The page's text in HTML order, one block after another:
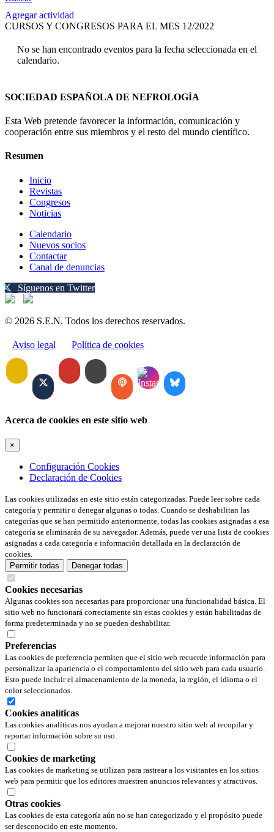
Agregar actividad
CURSOS Y CONGRESOS PARA EL MES 12/2022
No se han encontrado eventos para la fecha seleccionada en el
calendario.
SOCIEDAD ESPAÑOLA DE NEFROLOGÍA
Esta Web pretende favorecer la información, comunicación y
cooperación entre sus miembros y el resto del mundo científico.
Resumen
Inicio
Revistas
Congresos
Noticias
Calendario
Nuevos socios
Contactar
Canal de denuncias
Síguenos en Twitter
© 2026 S.E.N. Todos los derechos reservados.
Aviso legal Política de cookies
Acerca de cookies en este sitio web
×
Configuración Cookies
Declaración de Cookies
Las cookies utilizadas en este sitio están categorizadas. Puede leer sobre cada
categoría y permitir o denegar algunas o todas. Cuando se deshabilitan las
categorías que se han permitido anteriormente, todas las cookies asignadas a esa
categoría se eliminarán de su navegador. Además, puede ver una lista de cookies
asignadas a cada categoría e información detallada en la declaración de
cookies.
Permitir todas
Denegar todas
Cookies necesarias
Algunas cookies son necesarias para proporcionar una funcionalidad básica. El
sitio web no funcionará correctamente sin estas cookies y están habilitadas de
forma predeterminada y no se pueden deshabilitar.
Preferencias
Las cookies de preferencia permiten que el sitio web recuerde información para
personalizar la apariencia o el comportamiento del sitio web para cada usuario.
Esto puede incluir el almacenamiento de la moneda, la región, el idioma o el
color seleccionados.
Cookies analíticas
Las cookies analíticas nos ayudan a mejorar nuestro sitio web al recopilar y
reportar información sobre su uso.
Cookies de marketing
Las cookies de marketing se utilizan para rastrear a los visitantes en los sitios
web para permitir que los editores muestren anuncios relevantes y atractivos.
Otras cookies
Las cookies de esta categoría aún no se han categorizado y el propósito puede
ser desconocido en este momento.